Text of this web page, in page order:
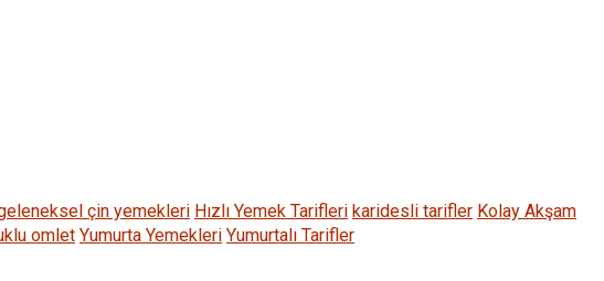
çin yemekleri Hızlı Yemek Tarifleri karidesli tarifler Kolay Akşam
omlet Yumurta Yemekleri Yumurtalı Tarifler